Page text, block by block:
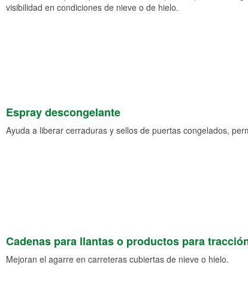
visibilidad en condiciones de nieve o de hielo.
Espray descongelante
Ayuda a liberar cerraduras y sellos de puertas congelados,
Cadenas para llantas o productos para
Mejoran el agarre en carreteras cubiertas de nieve o hielo.